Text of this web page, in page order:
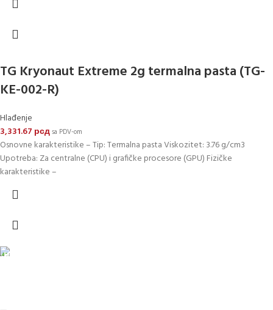
TG Kryonaut Extreme 2g termalna pasta (TG-
KE-002-R)
Hlađenje
3,331.67 рсдsa PDV-om
Osnovne karakteristike – Tip: Termalna pasta Viskozitet: 3.76 g/cm3
Upotreba: Za centralne (CPU) i grafičke procesore (GPU) Fizičke
karakteristike –